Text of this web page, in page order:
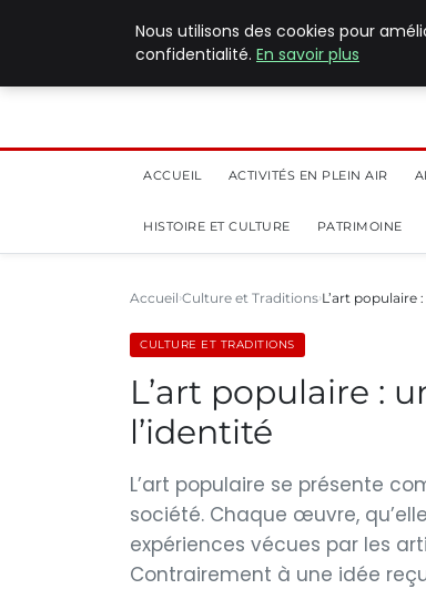
ACCUEIL ACTIVITÉS EN PLEIN AIR
HISTOIRE ET CULTURE PATRIMOINE
Accueil Culture et Traditions L’art populaire
CULTURE ET TRADITIONS
L’art populaire :
l’identité
L’art populaire se présente
société. Chaque œuvre,
expériences vécues par les
Contrairement à une idée
Nous utilisons des cookies pour
confidentialité. En savoir plus